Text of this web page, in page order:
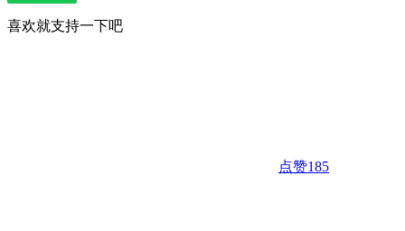
喜欢就支持一下吧
点赞185